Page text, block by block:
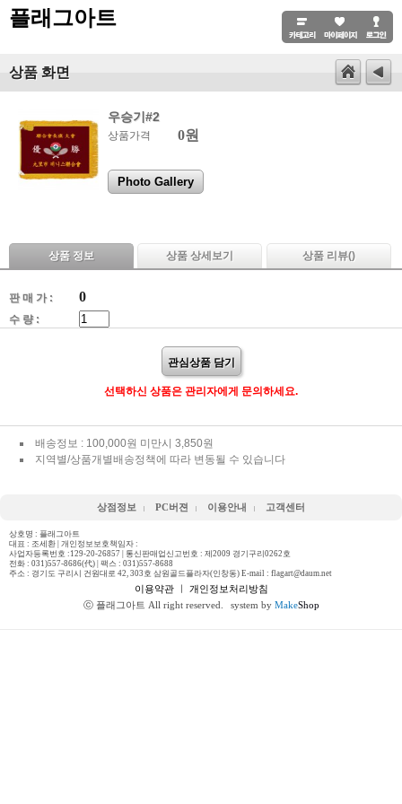
플래그아트
상품 화면
우승기#2
상품가격 0원
Photo Gallery
상품 정보 상품 상세보기 상품 리뷰()
판 매 가 : 0
수 량 :
관심상품 담기
선택하신 상품은 관리자에게 문의하세요.
배송정보 : 100,000원 미만시 3,850원
지역별/상품개별배송정책에 따라 변동될 수 있습니다
상점정보 PC버젼 이용안내 고객센터
상호명 : 플래그아트
대표 : 조세환 | 개인정보보호책임자 :
사업자등록번호 :129-20-26857 | 통신판매업신고번호 : 제2009 경기구리0262호
전화 : 031)557-8686(代) | 팩스 : 031)557-8688
주소 : 경기도 구리시 건원대로 42, 303호 삼원골드플라자(인창동) E-mail : flagart@daum.net
이용약관ㅣ 개인정보처리방침
ⓒ 플래그아트 All right reserved.
system by MakeShop